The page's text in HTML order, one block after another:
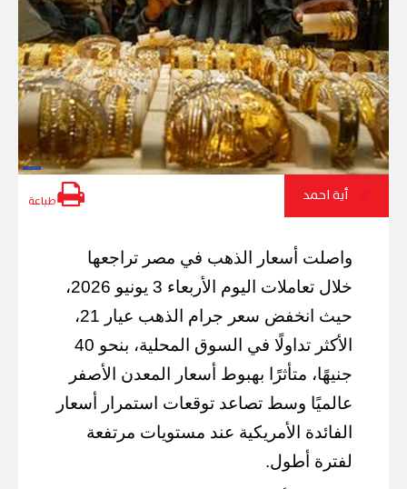
أية احمد طباعة
واصلت أسعار الذهب في مصر تراجعها
خلال تعاملات اليوم الأربعاء 3 يونيو 2026،
حيث انخفض سعر جرام الذهب عيار 21،
الأكثر تداولًا في السوق المحلية، بنحو 40
جنيهًا، متأثرًا بهبوط أسعار المعدن الأصفر
عالميًا وسط تصاعد توقعات استمرار أسعار
الفائدة الأمريكية عند مستويات مرتفعة
لفترة أطول.